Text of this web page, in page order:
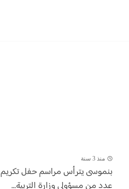
منذ 3 سنة
بنموسى يترأس مراسم حفل تكريم
عدد من مسؤولي وزارة التربية...